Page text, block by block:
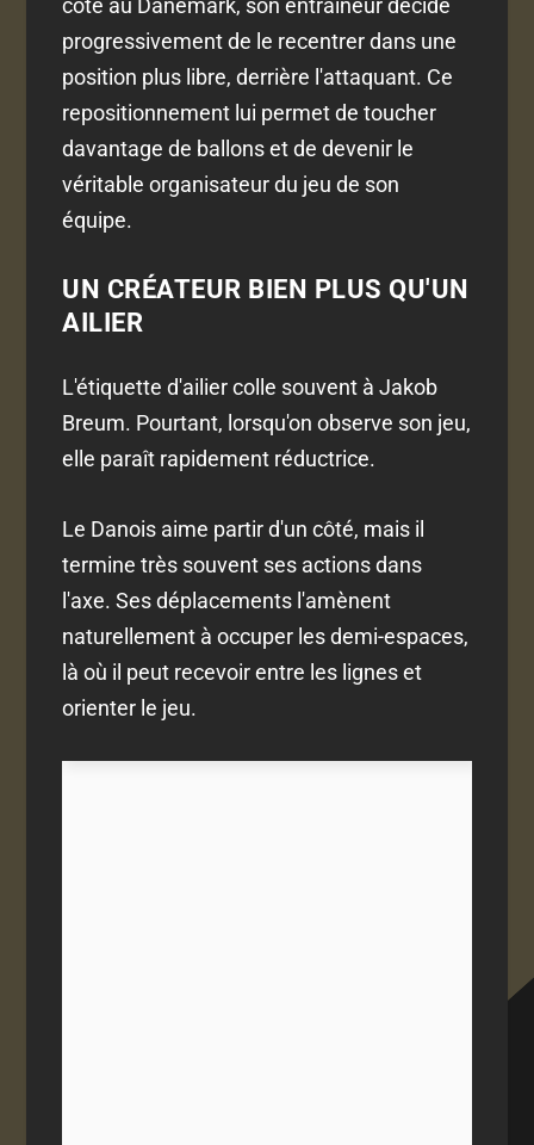
côté au Danemark, son entraîneur décide
progressivement de le recentrer dans une
position plus libre, derrière l'attaquant. Ce
repositionnement lui permet de toucher
davantage de ballons et de devenir le
véritable organisateur du jeu de son
équipe.
UN CRÉATEUR BIEN PLUS QU'UN
AILIER
L'étiquette d'ailier colle souvent à Jakob
Breum. Pourtant, lorsqu'on observe son jeu,
elle paraît rapidement réductrice.
Le Danois aime partir d'un côté, mais il
termine très souvent ses actions dans
l'axe. Ses déplacements l'amènent
naturellement à occuper les demi-espaces,
là où il peut recevoir entre les lignes et
orienter le jeu.